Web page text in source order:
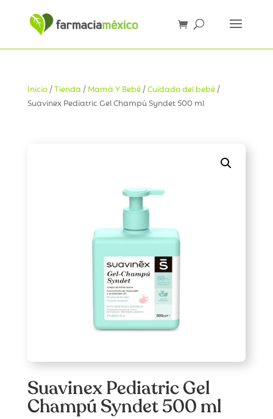
Inicio/Tienda / Mamá Y Bebé/Cuidado del bebé/
Suavinex Pediatric Gel Champú Syndet 500 ml
Suavinex Pediatric Gel
Champú Syndet 500 ml